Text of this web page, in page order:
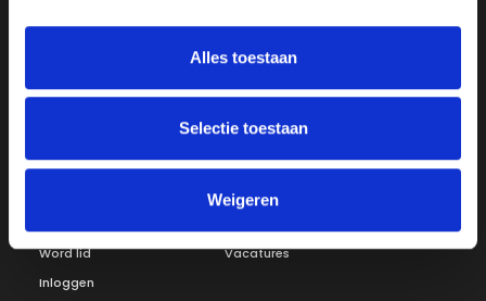
Alles toestaan
Selectie toestaan
Weigeren
Word lid
Inloggen
Vacatures